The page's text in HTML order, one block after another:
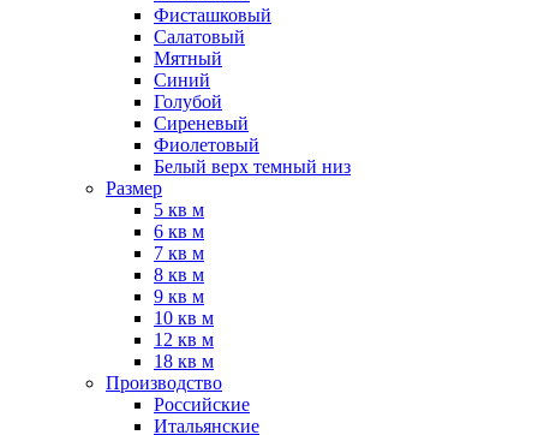
Фисташковый
Салатовый
Мятный
Синий
Голубой
Сиреневый
Фиолетовый
Белый верх темный низ
Размер
5 кв м
6 кв м
7 кв м
8 кв м
9 кв м
10 кв м
12 кв м
18 кв м
Производство
Российские
Итальянские